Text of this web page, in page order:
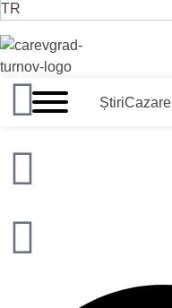
TR
VELIKO TARNOVO - CAPITALA MEDIEVALĂ A BULGARII
ȘtiriCazare